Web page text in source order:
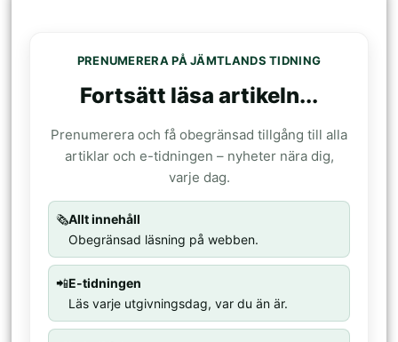
PRENUMERERA PÅ JÄMTLANDS TIDNING
Fortsätt läsa artikeln...
Prenumerera och få obegränsad tillgång till alla
artiklar och e-tidningen – nyheter nära dig,
varje dag.
🗞️Allt innehåll
Obegränsad läsning på webben.
📲E-tidningen
Läs varje utgivningsdag, var du än är.